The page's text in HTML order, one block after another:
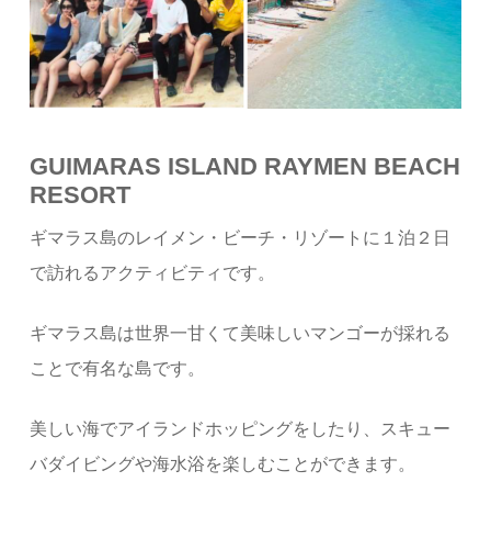
GUIMARAS ISLAND RAYMEN BEACH
RESORT
ギマラス島のレイメン・ビーチ・リゾートに１泊２日
で訪れるアクティビティです。
ギマラス島は世界一甘くて美味しいマンゴーが採れる
ことで有名な島です。
美しい海でアイランドホッピングをしたり、スキュー
バダイビングや海水浴を楽しむことができます。